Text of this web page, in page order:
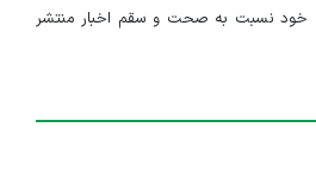
خود نسبت به صحت و سقم اخبار منتشر